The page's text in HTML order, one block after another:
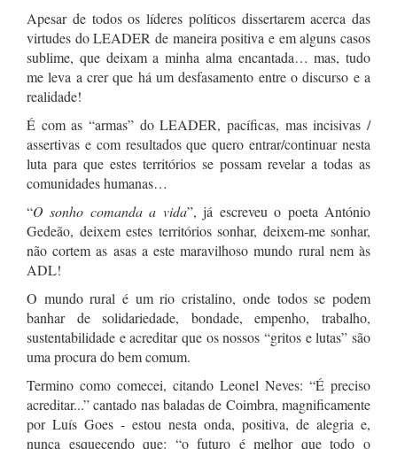
Apesar de todos os líderes políticos dissertarem acerca das
virtudes do LEADER de maneira positiva e em alguns casos
sublime, que deixam a minha alma encantada… mas, tudo
me leva a crer que há um desfasamento entre o discurso e a
realidade!
É com as “armas” do LEADER, pacíficas, mas incisivas /
assertivas e com resultados que quero entrar/continuar nesta
luta para que estes territórios se possam revelar a todas as
comunidades humanas…
“O sonho comanda a vida”, já escreveu o poeta António
Gedeão, deixem estes territórios sonhar, deixem-me sonhar,
não cortem as asas a este maravilhoso mundo rural nem às
ADL!
O mundo rural é um rio cristalino, onde todos se podem
banhar de solidariedade, bondade, empenho, trabalho,
sustentabilidade e acreditar que os nossos “gritos e lutas” são
uma procura do bem comum.
Termino como comecei, citando Leonel Neves: “É preciso
acreditar...” cantado nas baladas de Coimbra, magnificamente
por Luís Goes - estou nesta onda, positiva, de alegria e,
nunca esquecendo que: “o futuro é melhor que todo o